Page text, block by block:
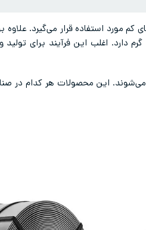
کم مورد استفاده قرار می‌گیرد.
این محصولات هر کدام در